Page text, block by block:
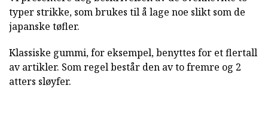
typer strikke, som brukes til å lage noe slikt som de
japanske tøfler.
Klassiske gummi, for eksempel, benyttes for et flertall
av artikler. Som regel består den av to fremre og 2
atters sløyfer.